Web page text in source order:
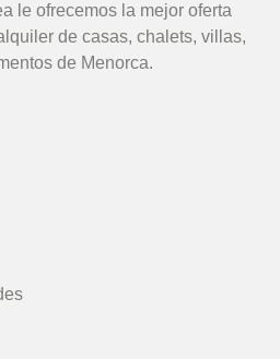
le ofrecemos la mejor oferta
de casas, chalets, villas,
de Menorca.